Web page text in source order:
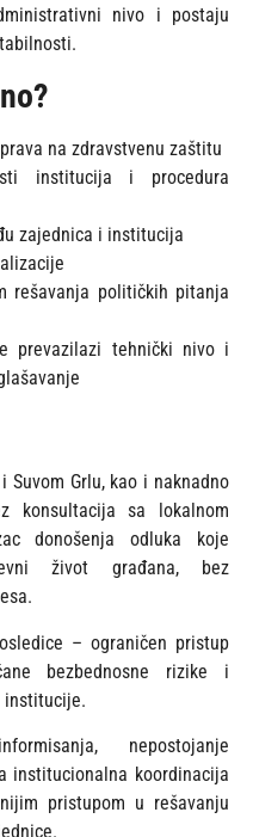
nivo i postaju
na zdravstvenu zaštitu
institucija i procedura
zajednica i institucija
rešavanja političkih pitanja
prevazilazi tehnički nivo i
Grlu, kao i naknadno
konsultacija sa lokalnom
donošenja odluka koje
život građana, bez
– ograničen pristup
bezbednosne rizike i
institucije.
nepostojanje
institucionalna koordinacija
pristupom u rešavanju